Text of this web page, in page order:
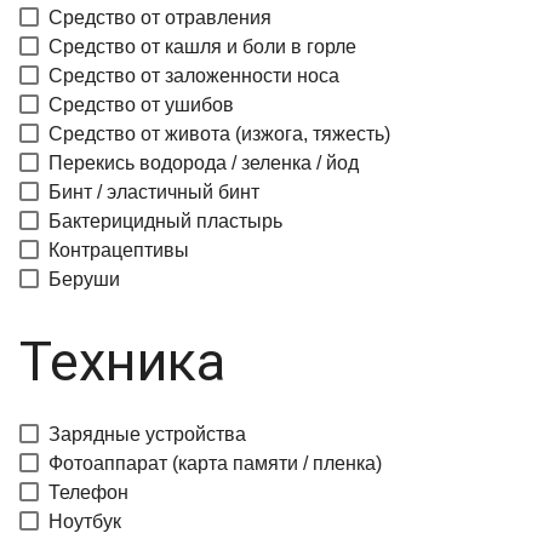
Средство от отравления
Средство от кашля и боли в горле
Средство от заложенности носа
Средство от ушибов
Средство от живота (изжога, тяжесть)
Перекись водорода / зеленка / йод
Бинт / эластичный бинт
Бактерицидный пластырь
Контрацептивы
Беруши
Техника
Зарядные устройства
Фотоаппарат (карта памяти / пленка)
Телефон
Ноутбук